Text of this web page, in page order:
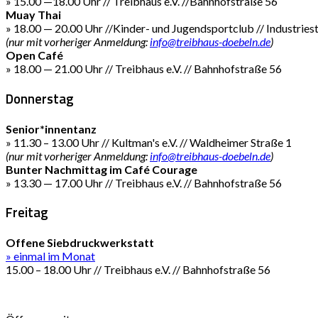
Muay Thai
» 18.00 — 20.00 Uhr //Kinder- und Jugendsportclub //
(nur mit vorheriger Anmeldung: info@treibhaus-doebeln.de)
Open Café
» 18.00 — 21.00 Uhr // Treibhaus e.V. // Bahnhofstraße 56
Donnerstag
Senior*innentanz
» 11.30 – 13.00 Uhr // Kultman's e.V. // Waldheimer Straße 1
(nur mit vorheriger Anmeldung: info@treibhaus-doebeln.de)
Bunter Nachmittag im Café Courage
» 13.30 — 17.00 Uhr // Treibhaus e.V. // Bahnhofstraße 56
Freitag
Offene Siebdruckwerkstatt
» einmal im Monat
15.00 – 18.00 Uhr // Treibhaus e.V. // Bahnhofstraße 56